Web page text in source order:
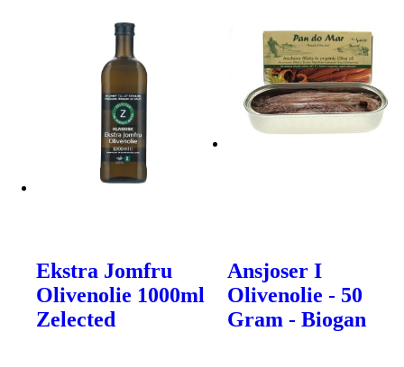
Ekstra Jomfru
Olivenolie 1000ml
Zelected
Ansjoser I
Olivenolie - 50
Gram - Biogan